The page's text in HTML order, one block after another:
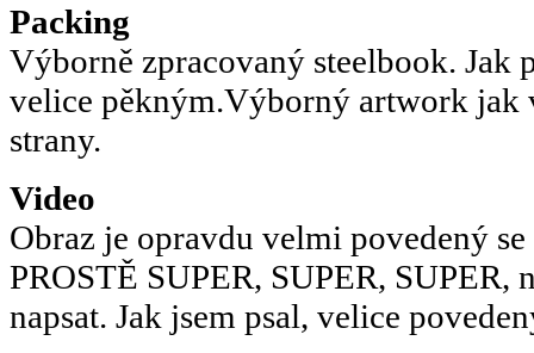
Packing
Výborně zpracovaný steelbook. Jak
velice pěkným.Výborný artwork jak
strany.
Video
Obraz je opravdu velmi povedený
PROSTĚ SUPER, SUPER, SUPER,
napsat. Jak jsem psal, velice